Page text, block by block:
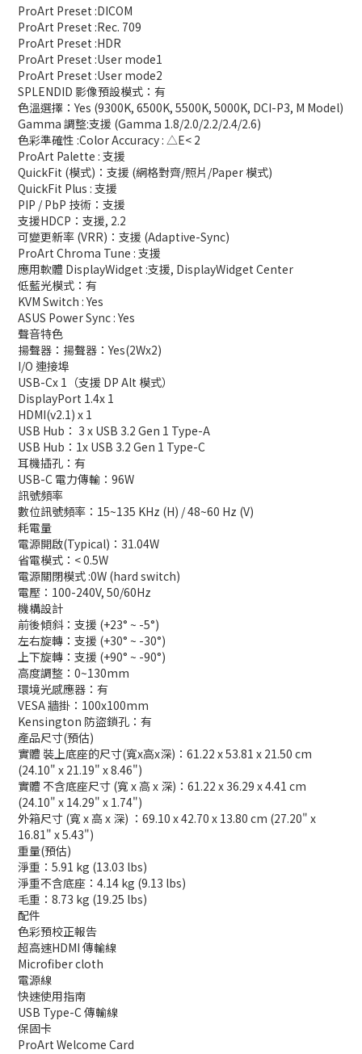
ProArt Preset :DICOM
ProArt Preset :Rec. 709
ProArt Preset :HDR
ProArt Preset :User mode1
ProArt Preset :User mode2
SPLENDID 影像預設模式：有
色溫選擇：Yes (9300K, 6500K, 5500K, 5000K, DCI-P3, M Model)
Gamma 調整:支援 (Gamma 1.8/2.0/2.2/2.4/2.6)
色彩準確性 :Color Accuracy : △E< 2
ProArt Palette : 支援
QuickFit (模式)：支援 (網格對齊/照片/Paper 模式)
QuickFit Plus : 支援
PIP / PbP 技術：支援
支援HDCP：支援, 2.2
可變更新率 (VRR)：支援 (Adaptive-Sync)
ProArt Chroma Tune : 支援
應用軟體 DisplayWidget :支援, DisplayWidget Center
低藍光模式：有
KVM Switch : Yes
ASUS Power Sync : Yes
聲音特色
揚聲器：揚聲器：Yes(2Wx2)
I/O 連接埠
USB-Cx 1（支援 DP Alt 模式）
DisplayPort 1.4x 1
HDMI(v2.1) x 1
USB Hub： 3 x USB 3.2 Gen 1 Type-A
USB Hub：1x USB 3.2 Gen 1 Type-C
耳機插孔：有
USB-C 電力傳輸：96W
訊號頻率
數位訊號頻率：15~135 KHz (H) / 48~60 Hz (V)
耗電量
電源開啟(Typical)：31.04W
省電模式：< 0.5W
電源關閉模式 :0W (hard switch)
電壓：100-240V, 50/60Hz
機構設計
前後傾斜：支援 (+23° ~ -5°)
左右旋轉：支援 (+30° ~ -30°)
上下旋轉：支援 (+90° ~ -90°)
高度調整：0~130mm
環境光感應器：有
VESA 牆掛：100x100mm
Kensington 防盜鎖孔：有
產品尺寸(預估)
實體 裝上底座的尺寸(寬x高x深)：61.22 x 53.81 x 21.50 cm
(24.10" x 21.19" x 8.46")
實體 不含底座尺寸 (寬 x 高 x 深)：61.22 x 36.29 x 4.41 cm
(24.10" x 14.29" x 1.74")
外箱尺寸 (寬 x 高 x 深) ：69.10 x 42.70 x 13.80 cm (27.20" x
16.81" x 5.43")
重量(預估)
淨重：5.91 kg (13.03 lbs)
淨重不含底座：4.14 kg (9.13 lbs)
毛重：8.73 kg (19.25 lbs)
配件
色彩預校正報告
超高速HDMI 傳輸線
Microfiber cloth
電源線
快速使用指南
USB Type-C 傳輸線
保固卡
ProArt Welcome Card